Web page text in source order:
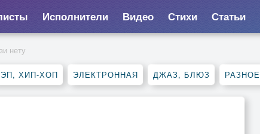
Исполнители Видео Стихи Статьи
нету
ХИП-ХОП ЭЛЕКТРОННАЯ ДЖАЗ, БЛЮЗ РАЗНОЕ